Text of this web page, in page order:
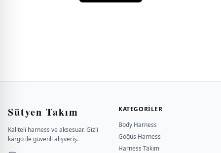
Sütyen Takım
Kaliteli harness ve aksesuar. Gizli
kargo ile güvenli alışveriş.
KATEGORILER
Body Harness
Göğüs Harness
Harness Takım